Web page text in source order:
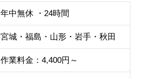
年中無休 ・24時間
宮城・福島・山形・岩手・秋田
作業料金：4,400円～